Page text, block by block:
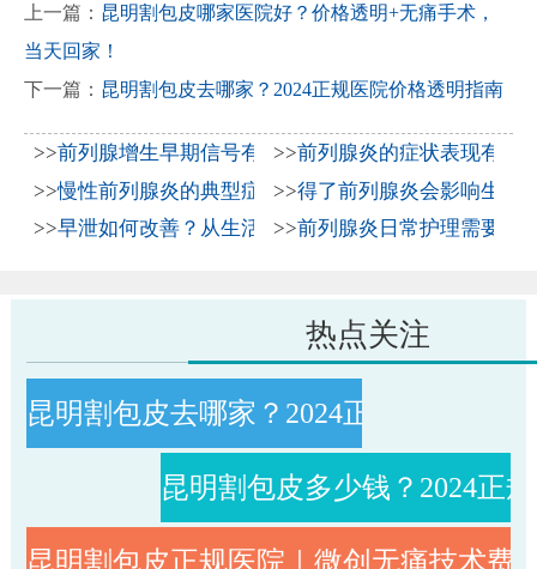
上一篇： 昆明割包皮哪家医院好？价格透明+无痛手术，
当天回家！
下一篇： 昆明割包皮去哪家？2024正规医院价格透明指南
>>前列腺增生早期信号有哪些？2026年科学防治与日常
>>前列腺炎的症状表现有哪
>>慢性前列腺炎的典型症状表现与2026年科学治疗方法
>>得了前列腺炎会影响生育
>>早泄如何改善？从生活习惯到科学治疗全解析
>>前列腺炎日常护理需要注
热点关注
昆明割包皮去哪家？2024正规医院价格
昆明割包皮多少钱？2024正
昆明割包皮正规医院｜微创无痛技术费